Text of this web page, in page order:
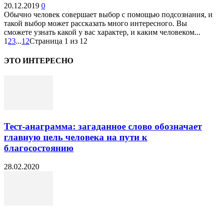
20.12.2019 0
Обычно человек совершает выбор с помощью подсознания, и
такой выбор может рассказать много интересного. Вы
сможете узнать какой у вас характер, и каким человеком...
1 23...12Страница 1 из 12
ЭТО ИНТЕРЕСНО
Тест-анаграмма: загаданное слово обозначает
главную цель человека на пути к
благосостоянию
28.02.2020